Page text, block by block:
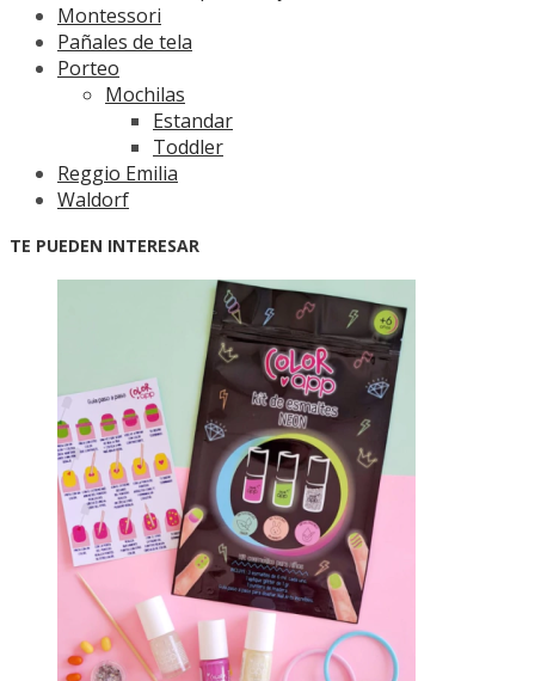
Montessori
Pañales de tela
Porteo
Mochilas
Estandar
Toddler
Reggio Emilia
Waldorf
TE PUEDEN INTERESAR